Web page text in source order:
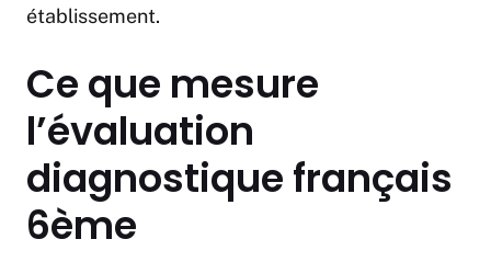
établissement.
Ce que mesure
l’évaluation
diagnostique français
6ème